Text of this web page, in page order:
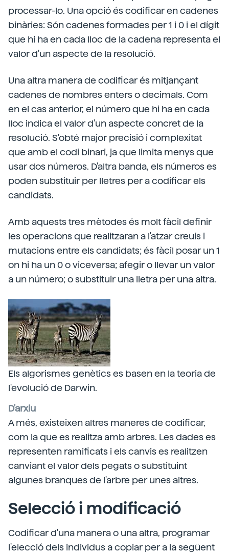
processar-lo. Una opció és codificar en cadenes
binàries: Són cadenes formades per 1 i 0 i el dígit
que hi ha en cada lloc de la cadena representa el
valor d'un aspecte de la resolució.
Una altra manera de codificar és mitjançant
cadenes de nombres enters o decimals. Com
en el cas anterior, el número que hi ha en cada
lloc indica el valor d'un aspecte concret de la
resolució. S'obté major precisió i complexitat
que amb el codi binari, ja que limita menys que
usar dos números. D'altra banda, els números es
poden substituir per lletres per a codificar els
candidats.
Amb aquests tres mètodes és molt fàcil definir
les operacions que realitzaran a l'atzar creuis i
mutacions entre els candidats; és fàcil posar un 1
on hi ha un 0 o viceversa; afegir o llevar un valor
a un número; o substituir una lletra per una altra.
Els algorismes genètics es basen en la teoria de
l'evolució de Darwin.
D'arxiu
A més, existeixen altres maneres de codificar,
com la que es realitza amb arbres. Les dades es
representen ramificats i els canvis es realitzen
canviant el valor dels pegats o substituint
algunes branques de l'arbre per unes altres.
Selecció i modificació
Codificar d'una manera o una altra, programar
l'elecció dels individus a copiar per a la següent